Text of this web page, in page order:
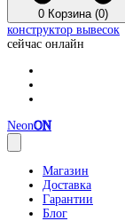
0 Корзина (0)
конструктор вывесок
сейчас онлайн
NeonON
Магазин
Доставка
Гарантии
Блог